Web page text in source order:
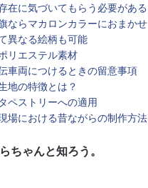
在に気づいてもらう必要がある
ならマカロンカラーにおまかせ
異なる絵柄も可能
リエステル素材
車両につけるときの留意事項
地の特徴とは？
ペストリーへの適用
場における昔ながらの制作方法
ちゃんと知ろう。